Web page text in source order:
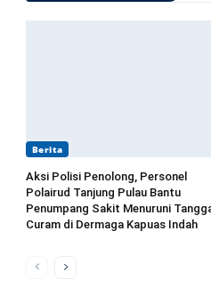
Berita
Aksi Polisi Penolong, Personel
Polairud Tanjung Pulau Bantu
Penumpang Sakit Menuruni
Curam di Dermaga Kapuas Indah